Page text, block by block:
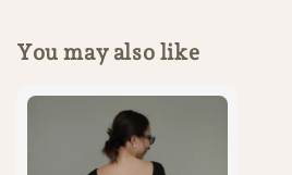
You may also like